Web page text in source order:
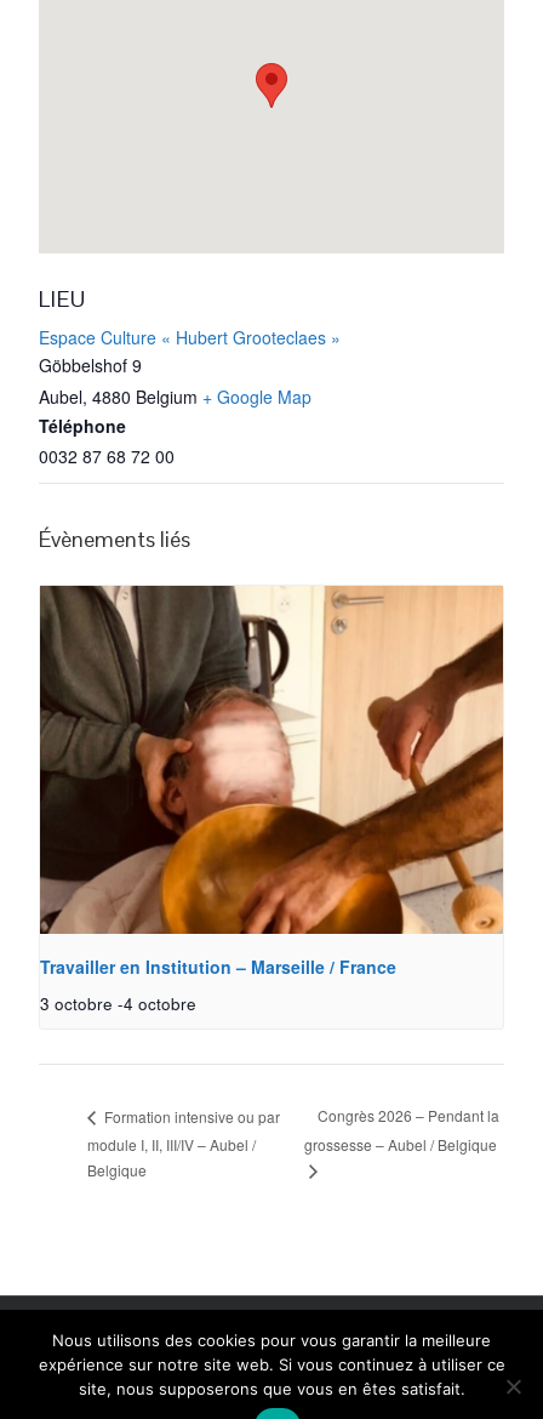
LIEU
Espace Culture « Hubert Grooteclaes »
Göbbelshof 9
Aubel, 4880 Belgium + Google Map
Téléphone
0032 87 68 72 00
Évènements liés
Travailler en Institution – Marseille / France
3 octobre -4 octobre
Formation intensive ou par
module I, II, III/IV – Aubel /
Belgique
Congrès 2026 – Pendant la
grossesse – Aubel / Belgique
Copyright 2014 Peter Hess Academy Belgium | Création: Linda
Camurato www.shinedesign.be
Nous utilisons des cookies pour vous garantir la meilleure
expérience sur notre site web. Si vous continuez à utiliser ce
site, nous supposerons que vous en êtes satisfait.